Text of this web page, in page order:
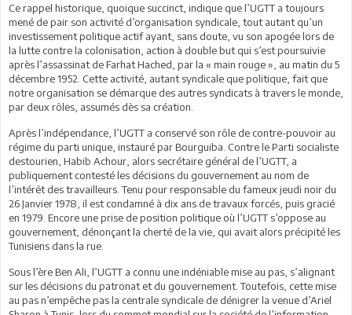
Ce rappel historique, quoique succinct, indique que l’UGTT a toujours
mené de pair son activité d’organisation syndicale, tout autant qu’un
investissement politique actif ayant, sans doute, vu son apogée lors de
la lutte contre la colonisation, action à double but qui s’est poursuivie
après l’assassinat de Farhat Hached, par la « main rouge », au matin du 5
décembre 1952. Cette activité, autant syndicale que politique, fait que
notre organisation se démarque des autres syndicats à travers le monde,
par deux rôles, assumés dès sa création.
Après l’indépendance, l’UGTT a conservé son rôle de contre-pouvoir au
régime du parti unique, instauré par Bourguiba. Contre le Parti socialiste
destourien, Habib Achour, alors secrétaire général de l’UGTT, a
publiquement contesté les décisions du gouvernement au nom de
l’intérêt des travailleurs. Tenu pour responsable du fameux jeudi noir du
26 Janvier 1978, il est condamné à dix ans de travaux forcés, puis gracié
en 1979. Encore une prise de position politique où l’UGTT s’oppose au
gouvernement, dénonçant la cherté de la vie, qui avait alors précipité les
Tunisiens dans la rue.
Sous l’ère Ben Ali, l’UGTT a connu une indéniable mise au pas, s’alignant
sur les décisions du patronat et du gouvernement. Toutefois, cette mise
au pas n’empêche pas la centrale syndicale de dénigrer la venue d’Ariel